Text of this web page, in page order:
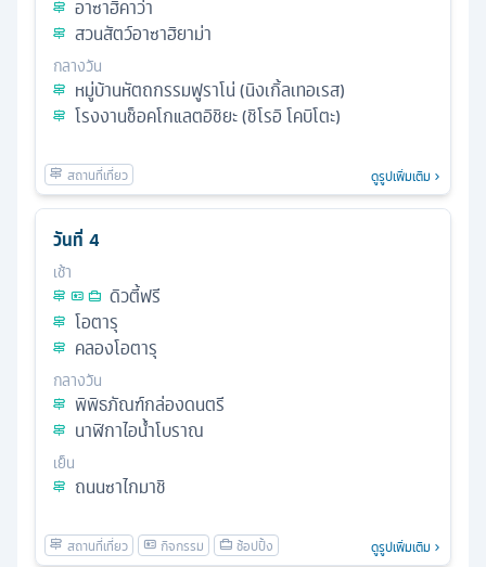
อาซาฮิคาว่า
สวนสัตว์อาซาฮิยาม่า
กลางวัน
หมู่บ้านหัตถกรรมฟูราโน่ (นิงเกิ้ลเทอเรส)
โรงงานช็อคโกแลตอิชิยะ (ชิโรอิ โคบิโตะ)
ดูรูปเพิ่มเติม
วันที่ 4
เช้า
ดิวตี้ฟรี
โอตารุ
คลองโอตารุ
กลางวัน
พิพิธภัณฑ์กล่องดนตรี
นาฬิกาไอน้ำโบราณ
เย็น
ถนนซาไกมาชิ
ดูรูปเพิ่มเติม